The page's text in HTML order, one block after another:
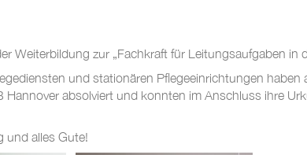
zur „Fachkraft für Leitungsaufgaben in
und stationären Pflegeeinrichtungen haben
absolviert und konnten im Anschluss ihre
und alles Gute!